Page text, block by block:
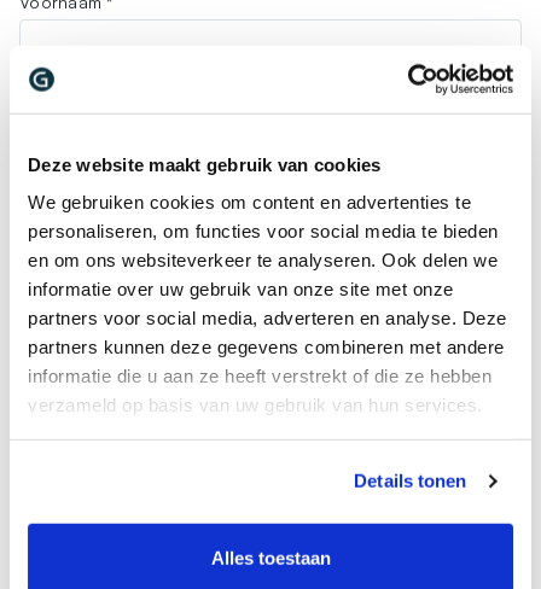
Deze website maakt gebruik van cookies
We gebruiken cookies om content en advertenties te
personaliseren, om functies voor social media te bieden
en om ons websiteverkeer te analyseren. Ook delen we
informatie over uw gebruik van onze site met onze
partners voor social media, adverteren en analyse. Deze
partners kunnen deze gegevens combineren met andere
informatie die u aan ze heeft verstrekt of die ze hebben
verzameld op basis van uw gebruik van hun services.
Details tonen
Alles toestaan
E-mailadres *
Telefoonnummer
Sollicitatie versturen